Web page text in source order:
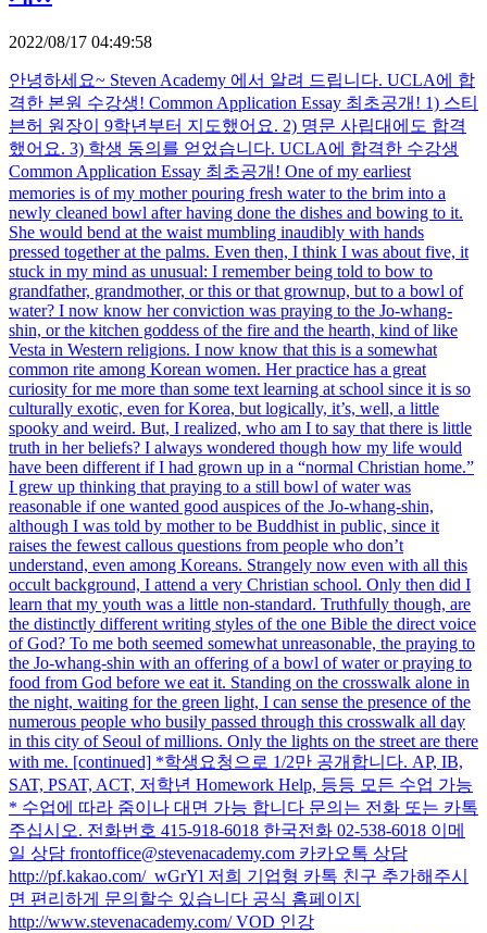
2022/08/17 04:49:58
안녕하세요~ Steven Academy 에서 알려 드립니다. UCLA에 합
격한 본원 수강생! Common Application Essay 최초공개! 1) 스티
븐허 원장이 9학년부터 지도했어요. 2) 명문 사립대에도 합격
했어요. 3) 학생 동의를 얻었습니다. UCLA에 합격한 수강생
Common Application Essay 최초공개! One of my earliest
memories is of my mother pouring fresh water to the brim into a
newly cleaned bowl after having done the dishes and bowing to it.
She would bend at the waist mumbling inaudibly with hands
pressed together at the palms. Even then, I think I was about five, it
stuck in my mind as unusual: I remember being told to bow to
grandfather, grandmother, or this or that grownup, but to a bowl of
water? I now know her conviction was praying to the Jo-whang-
shin, or the kitchen goddess of the fire and the hearth, kind of like
Vesta in Western religions. I now know that this is a somewhat
common rite among Korean women. Her practice has a great
curiosity for me more than some text learning at school since it is so
culturally exotic, even for Korea, but logically, it’s, well, a little
spooky and weird. But, I realized, who am I to say that there is little
truth in her beliefs? I always wondered though how my life would
have been different if I had grown up in a “normal Christian home.”
I grew up thinking that praying to a still bowl of water was
reasonable if one wanted good auspices of the Jo-whang-shin,
although I was told by mother to be Buddhist in public, since it
raises the fewest callous questions from people who don’t
understand, even among Koreans. Strangely now even with all this
occult background, I attend a very Christian school. Only then did I
learn that my youth was a little non-standard. Truthfully though, are
the distinctly different writing styles of the one Bible the direct voice
of God? To me both seemed somewhat unreasonable, the praying to
the Jo-whang-shin with an offering of a bowl of water or praying to
food from God before we eat it. Standing on the crosswalk alone in
the night, waiting for the green light, I can sense the presence of the
numerous people who busily passed through this crosswalk all day
in this city of Seoul of millions. Only the lights on the street are there
with me. [continued] *학생요청으로 1/2만 공개합니다. AP, IB,
SAT, PSAT, ACT, 저학년 Homework Help, 등등 모든 수업 가능
* 수업에 따라 줌이나 대면 가능 합니다 문의는 전화 또는 카톡
주십시오. 전화번호 415-918-6018 한국전화 02-538-6018 이메
일 상담 frontoffice@stevenacademy.com 카카오톡 상담
http://pf.kakao.com/_wGrYl 저희 기업형 카톡 친구 추가해주시
면 편리하게 문의할수 있습니다 공식 홈페이지
http://www.stevenacademy.com/ VOD 인강